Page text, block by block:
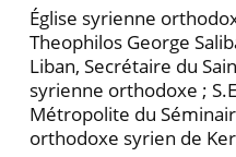
Église syrienne
Theophilos George
Liban, Secrétaire du
syrienne orthodoxe ;
Métropolite du
orthodoxe syrien de